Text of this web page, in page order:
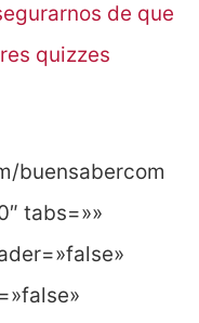
de que
quizzes
buensabercom
tabs=»»